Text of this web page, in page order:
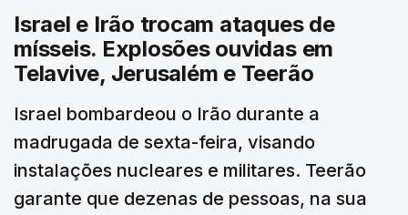
Israel e Irão trocam ataques de
mísseis. Explosões ouvidas em
Telavive, Jerusalém e Teerão
Israel bombardeou o Irão durante a
madrugada de sexta-feira, visando
instalações nucleares e militares. Teerão
garante que dezenas de pessoas, na sua